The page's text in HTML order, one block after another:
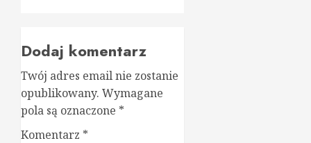
Dodaj komentarz
Twój adres email nie zostanie
opublikowany. Wymagane
pola są oznaczone *
Komentarz *